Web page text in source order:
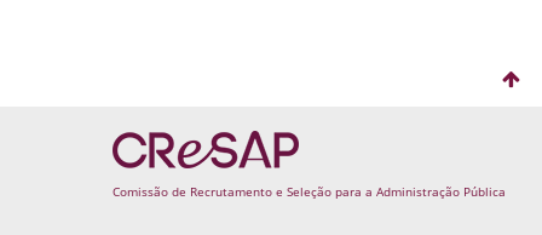
de
Comissão de Recrutamento e Seleção para a Administração Pública